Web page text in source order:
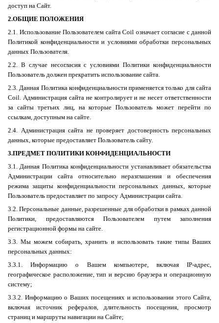
доступ на Сайт.
2.ОБЩИЕ ПОЛОЖЕНИЯ
2.1. Использование Пользователем сайта Coil означает согласие с данной
Политикой конфиденциальности и условиями обработки персональных
данных Пользователя.
2.2. В случае несогласия с условиями Политики конфиденциальности
Пользователь должен прекратить использование сайта.
2.3. Данная Политика конфиденциальности применяется только для сайта
Coil. Администрация сайта не контролирует и не несет ответственности
за сайты третьих лиц, на которые Пользователь может перейти по
ссылкам, доступным на сайте.
2.4. Администрация сайта не проверяет достоверность персональных
данных, которые предоставляет Пользователь сайту.
3.ПРЕДМЕТ ПОЛИТИКИ КОНФИДЕНЦИАЛЬНОСТИ
3.1. Данная Политика конфиденциальности устанавливает обязательства
Администрации сайта относительно неразглашения и обеспечения
режима защиты конфиденциальности персональных данных, которые
Пользователь предоставляет по запросу Администрации сайта.
3.2. Персональные данные, разрешенные для обработки в рамках данной
Политики, предоставляются Пользователем путем заполнения
регистрационной формы на сайте.
3.3. Мы можем собирать, хранить и использовать такие типы Ваших
персональных данных:
3.3.1. Информацию о Вашем компьютере, включая IP-адрес,
географическое расположение, тип и версию браузера и операционную
систему;
3.3.2. Информацию о Ваших посещениях и использовании этого Сайта,
включая источник рефералов, длительность посещения, просмотр
страниц и маршруты навигации на Сайте;